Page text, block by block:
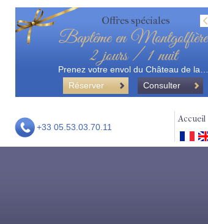
Offres spéciales
Baptême en Montgolfière
2 jours / 1 nuit
Prenez votre envol du Château de la…
Réserver
Consulter
+33 05.53.03.70.11
Accueil